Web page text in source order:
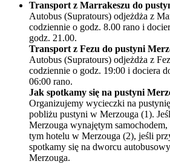
Transport z Marrakeszu do
Autobus (Supratours) odjeżdża z
codziennie o godz. 8.00 rano i
godz. 21.00.
Transport z Fezu do pustyni
Autobus (Supratours) odjeżdża z
codziennie o godz. 19:00 i dociera
06:00 rano.
Jak spotkamy się na pustyni
Organizujemy wycieczki na
pobliżu pustyni w Merzouga (1).
Merzouga wynajętym samochodem,
tym hotelu w Merzouga (2), jeśli
spotkamy się na dworcu
Merzouga.